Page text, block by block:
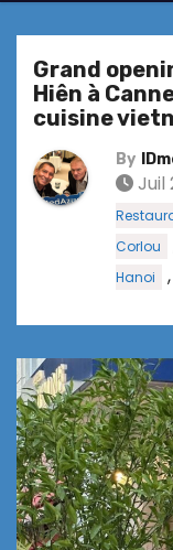
Grand
Hiên à
cuisine
By
Juil
Corlou
Hanoi
,